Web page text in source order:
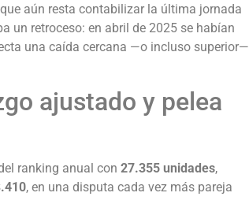
aún resta contabilizar la última jornada
un retroceso: en abril de 2025 se habían
una caída cercana —o incluso superior—
ajustado y pelea
ranking anual con 27.355 unidades,
, en una disputa cada vez más pareja